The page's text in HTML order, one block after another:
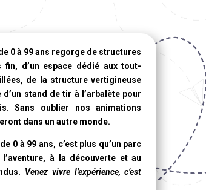
0 à 99 ans regorge de structures
d’un espace dédié aux tout-
de la structure vertigineuse
stand de tir à l’arbalète pour
Sans oublier nos animations
dans un autre monde.
0 à 99 ans, c’est plus qu’un parc
à la découverte et au
Venez vivre l’expérience, c’est